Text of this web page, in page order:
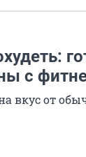
с
вкус от